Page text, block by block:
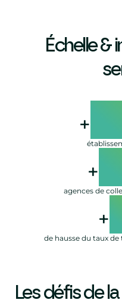
Échelle &
+
+
agences de
+
de hausse du taux de
Les défis de